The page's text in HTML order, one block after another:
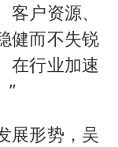
户资源、
健而不失锐
在行业加速
”
展形势，吴